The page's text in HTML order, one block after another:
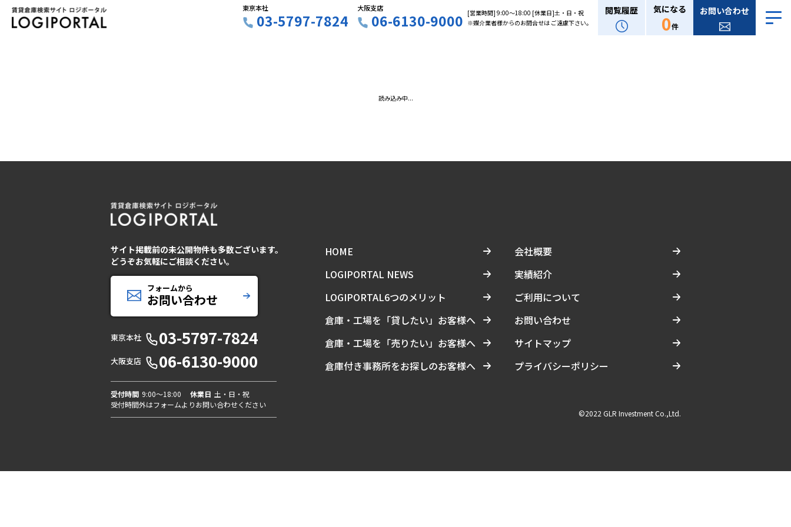
東京本社
03-5797-7824
大阪支店
06-6130-9000 [営業時間] 9:00〜18:00 [休業日]土・日・祝
※媒介業者様からのお問合せは ご遠慮下さい。
閲覧履歴 気になる
0件
お問い合わせ
読み込み中...
サイト掲載前の未公開物件も多数ございます。
どうぞお気軽にご相談ください。
フォームから
お問い合わせ
東京本社 03-5797-7824
大阪支店 06-6130-9000
受付時間 9:00〜18:00 休業日 土・日・祝
受付時間外はフォームよりお問い合わせください
HOME
LOGIPORTAL NEWS
LOGIPORTAL6つのメリット
倉庫・工場を「貸したい」お客様へ
倉庫・工場を「売りたい」お客様へ
倉庫付き事務所をお探しのお客様へ
会社概要
実績紹介
ご利用について
お問い合わせ
サイトマップ
プライバシーポリシー
©2022 GLR Investment Co.,Ltd.